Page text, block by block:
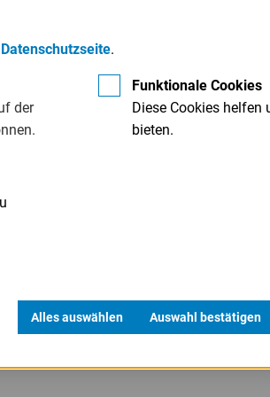
B. Bürgschaft, Garantie) und
Die Form der Besicherung
der Hausbank vereinbart.
Datenschutzseite.
der
Funktionale Cookies
Diese Cookies helfen
bieten.
Alles auswählen Auswahl bestätigen